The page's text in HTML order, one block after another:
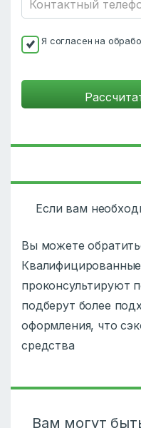
Я согласен на
Если вам
Вы можете
проконсультируют
подберут более
оформления, что
средства
Вам могут